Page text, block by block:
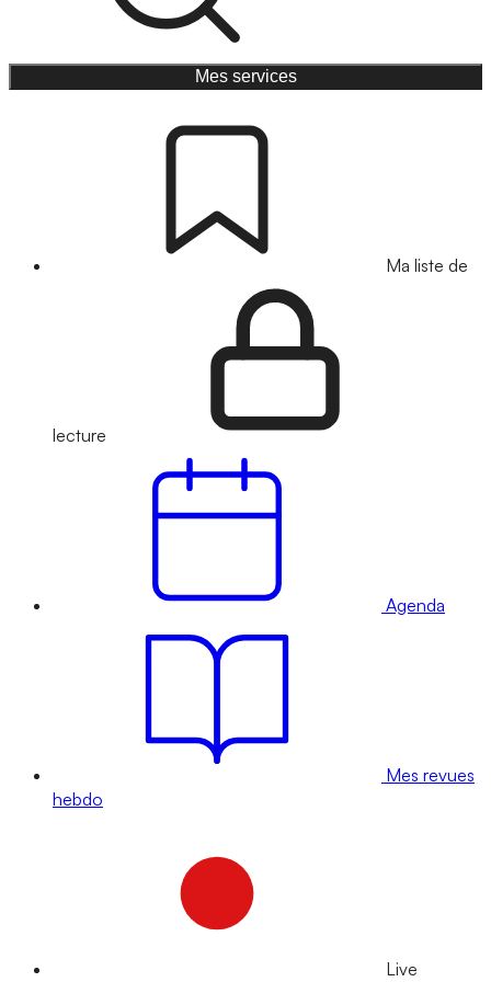
Mes services
Ma liste de
lecture
Agenda
Mes revues
hebdo
Live